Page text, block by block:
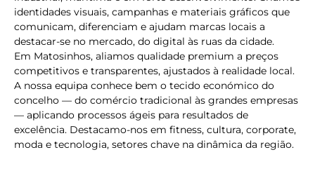
identidades visuais, campanhas e materiais gráficos que
comunicam, diferenciam e ajudam marcas locais a
destacar-se no mercado, do digital às ruas da cidade.
Em Matosinhos, aliamos qualidade premium a preços
competitivos e transparentes, ajustados à realidade local.
A nossa equipa conhece bem o tecido económico do
concelho — do comércio tradicional às grandes empresas
— aplicando processos ágeis para resultados de
excelência. Destacamo-nos em fitness, cultura, corporate,
moda e tecnologia, setores chave na dinâmica da região.